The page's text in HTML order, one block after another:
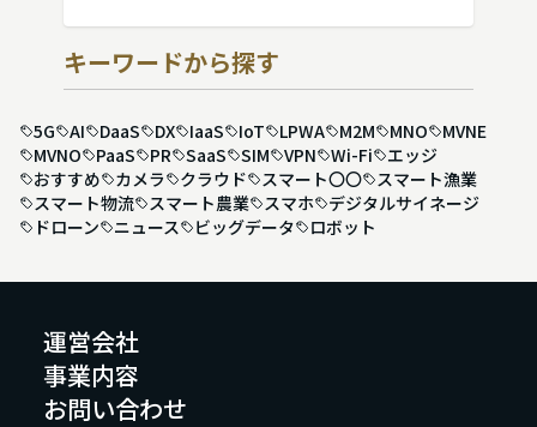
キーワードから探す
5G AI DaaS DX IaaS IoT LPWA M2M MNO
MVNE
MVNO
PaaS PR SaaS SIM VPN Wi-Fi
エッジ
おすすめ
カメラ クラウド スマート〇〇
スマート漁業
スマート物流
スマート農業 スマホ
デジタルサイネージ
ドローン
ニュース ビッグデータ ロボット
運営会社
事業内容
お問い合わせ